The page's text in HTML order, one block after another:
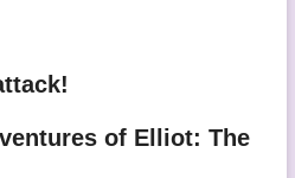
of Elliot: The